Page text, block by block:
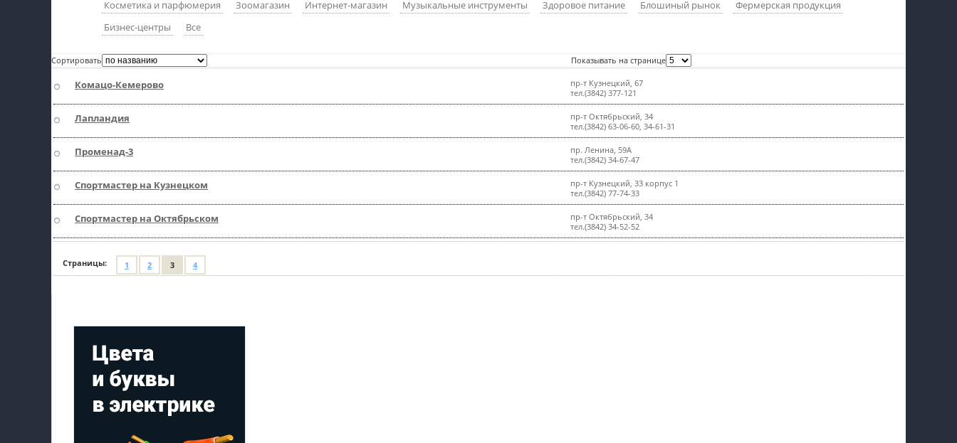
пїЅпїЅпїЅ
пїЅпїЅпїЅ пїЅпїЅпїЅпїЅпїЅ
пїЅпїЅпїЅ пїЅпїЅпїЅпїЅпїЅпїЅ
пїЅпїЅпїЅпїЅпїЅ
пїЅпїЅпїЅпїЅпїЅпїЅпїЅпїЅпїЅпїЅ
Косметика и парфюмерия
Зоомагазин Интернет-магазин Музыкальные инструменты Здоровое питание Блошиный рынок
Фермерская продукция
Бизнес-центры
Все
Сортировать Показывать на странице
Комацо-Кемерово
пр-т Кузнецкий, 67
тел.(3842) 377-121
Лапландия
пр-т Октябрьский, 34
тел.(3842) 63-06-60, 34-61-31
Променад-3
пр. Ленина, 59А
тел.(3842) 34-67-47
Спортмастер на Кузнецком
пр-т Кузнецкий, 33 корпус 1
тел.(3842) 77-74-33
Спортмастер на Октябрьском
пр-т Октябрьский, 34
тел.(3842) 34-52-52
Страницы: 1 2 3 4